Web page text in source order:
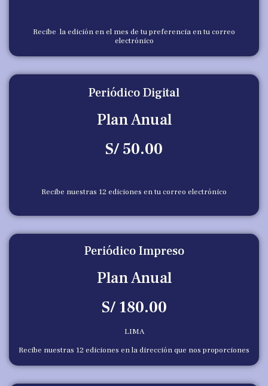
Recibe la edición en el mes de tu preferencia en tu correo
electrónico
Periódico Digital
Plan Anual
S/ 50.00
Recibe nuestras 12 ediciones en tu correo electrónico
Periódico Impreso
Plan Anual
S/ 180.00
LIMA
Recibe nuestras 12 ediciones en la dirección que nos proporciones